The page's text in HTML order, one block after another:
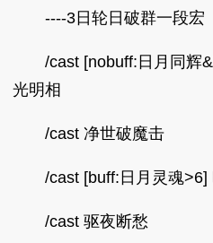
----3日轮日破群一段宏
/cast [nobuff:日月同辉
光明相
/cast 净世破魔击
/cast [buff:日月灵魂>6]
/cast 驱夜断愁